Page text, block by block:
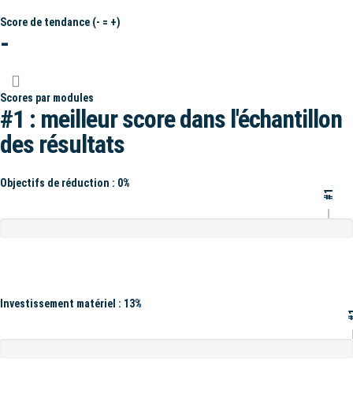
Score de tendance (- = +)
-
Scores par modules
#1 : meilleur score dans l'échantillon
des résultats
Objectifs de réduction : 0%
#1
Investissement matériel : 13%